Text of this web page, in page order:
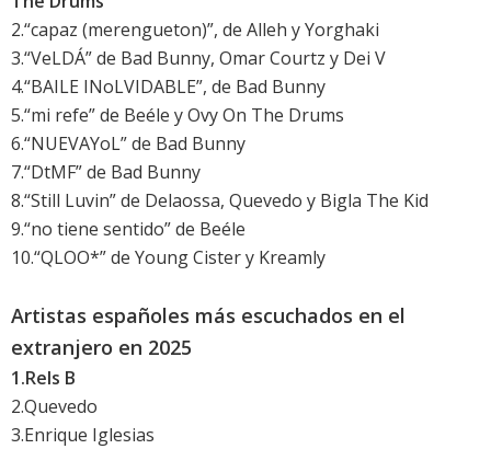
2.“capaz (merengueton)”, de Alleh y Yorghaki
3.“VeLDÁ” de Bad Bunny, Omar Courtz y Dei V
4.“BAILE INoLVIDABLE”, de Bad Bunny
5.“mi refe” de Beéle y Ovy On The Drums
6.“NUEVAYoL” de Bad Bunny
7.“DtMF” de Bad Bunny
8.“Still Luvin” de Delaossa, Quevedo y Bigla The Kid
9.“no tiene sentido” de Beéle
10.“QLOO*” de Young Cister y Kreamly
Artistas españoles más escuchados en el
extranjero en 2025
1.Rels B
2.Quevedo
3.Enrique Iglesias